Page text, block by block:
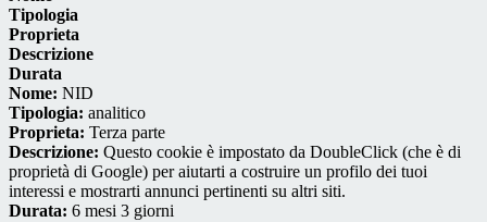
Tipologia
Proprieta
Descrizione
Durata
Nome: NID
Tipologia: analitico
Proprieta: Terza parte
Descrizione: Questo cookie è impostato da DoubleClick (che è di
proprietà di Google) per aiutarti a costruire un profilo dei tuoi
interessi e mostrarti annunci pertinenti su altri siti.
Durata: 6 mesi 3 giorni